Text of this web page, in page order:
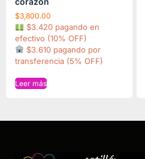
$3,800.00
$3.420 pagando en
efectivo (10% OFF)
$3.610 pagando por
transferencia (5% OFF)
Leer más